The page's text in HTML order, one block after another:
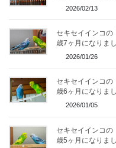
2026/02/13
セキセイインコの
歳7ヶ月になりま
2026/01/26
セキセイインコ
歳6ヶ月になりま
2026/01/05
セキセイインコ
歳5ヶ月になりま